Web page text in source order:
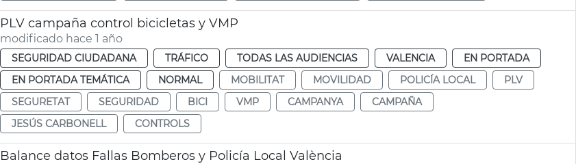
PLV campaña control bicicletas y VMP
modificado hace 1 año
SEGURIDAD CIUDADANA TRÁFICO TODAS LAS AUDIENCIAS VALENCIA
EN PORTADA
EN PORTADA TEMÁTICA
NORMAL MOBILITAT MOVILIDAD POLICÍA LOCAL
PLV
SEGURETAT
SEGURIDAD BICI VMP CAMPANYA
CAMPAÑA
JESÚS CARBONELL
CONTROLS
Balance datos Fallas Bomberos y Policía Local València